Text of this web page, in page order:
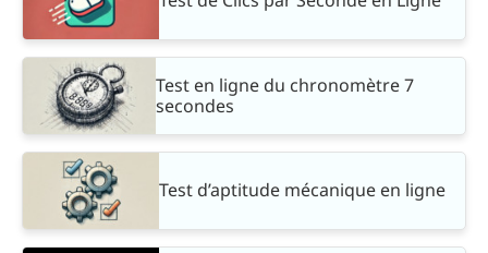
Test en ligne du chronomètre 7
secondes
Test d’aptitude mécanique en ligne